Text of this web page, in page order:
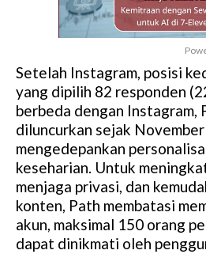
Setelah Instagram, posisi
yang dipilih 82 responden
berbeda dengan Instagram,
diluncurkan sejak
mengedepankan
keseharian. Untuk
menjaga privasi, dan
konten, Path membatasi
akun, maksimal 150 orang
dapat dinikmati oleh